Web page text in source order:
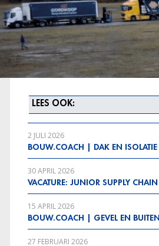
LEES OOK:
2 JULI 2026
BOUW.COACH | DAK EN ISOLATIE
30 APRIL 2026
VACATURE: JUNIOR SUPPLY CHAIN
15 APRIL 2026
BOUW.COACH | GEVEL EN
27 FEBRUARI 2026